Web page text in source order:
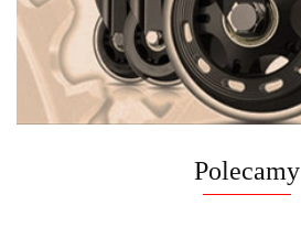
Polecamy